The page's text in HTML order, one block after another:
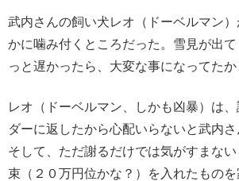
武内さんの飼い犬レオ（ドーベルマン
かに噛み付くところだった。雪見が出て
っと遅かったら、大変な事になってたか
レオ（ドーベルマン、しかも凶暴）は
ダーに返したから心配いらないと武内さ
そして、ただ謝るだけでは気がすまな
束（２０万円位かな？）を入れたものを